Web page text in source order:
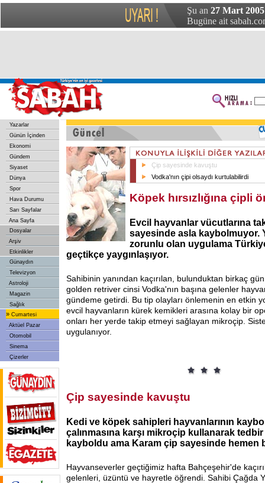
Şu an 27 Mart
Bugüne ait
Yazarlar
Günün İçinden
Ekonomi
Gündem
Siyaset
Dünya
Spor
Hava Durumu
Sarı Sayfalar
Ana Sayfa
Dosyalar
Arşiv
Etkinlikler
Günaydın
Televizyon
Astroloji
Magazin
Sağlık
» Cumartesi
Aktüel Pazar
Otomobil
Sinema
Çizerler
Çip sayesinde kavuştu
Vodka'nın çipi olsaydı kurtulabilirdi
Köpek hırsızlığına çipli
Evcil hayvanlar vücutlarına
sayesinde asla kaybolmuyor.
zorunlu olan uygulama
geçtikçe yaygınlaşıyor.
Sahibinin yanından kaçırılan, bulunduktan birkaç
golden retriver cinsi Vodka'nın başına gelenler hayvan
gündeme getirdi. Bu tip olayları önlemenin en etkin
evcil hayvanların kürek kemikleri arasına kolay bir
onları her yerde takip etmeyi sağlayan mikroçip.
uygulanıyor.
Çip sayesinde kavuştu
Kedi ve köpek sahipleri hayvanlarının
çalınmasına karşı mikroçip kullanarak tedbir
kayboldu ama Karam çip sayesinde hemen
Hayvanseverler geçtiğimiz hafta Bahçeşehir'de
gelenleri, üzüntü ve hayretle öğrendi. Sahibi Çağda